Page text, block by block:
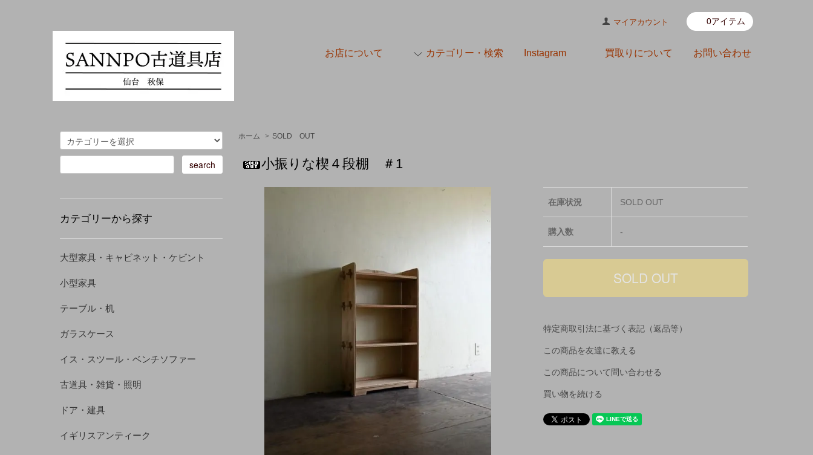
0アイテム
マイアカウント
お店について カテゴリー・検索 Instagram 買取りについて お問い合わせ
ホーム > SOLD OUT
小振りな楔４段棚 ＃1
在庫状況 SOLD OUT
購入数 -
特定商取引法に基づく表記（返品等）
この商品を友達に教える
この商品について問い合わせる
買い物を続ける
カテゴリーから探す
大型家具・キャビネット・ケビント
小型家具
テーブル・机
ガラスケース
イス・スツール・ベンチソファー
古道具・雑貨・照明
ドア・建具
イギリスアンティーク